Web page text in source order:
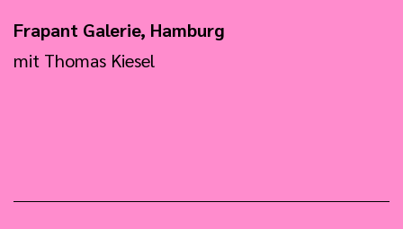
Frapant Galerie, Hamburg
mit Thomas Kiesel